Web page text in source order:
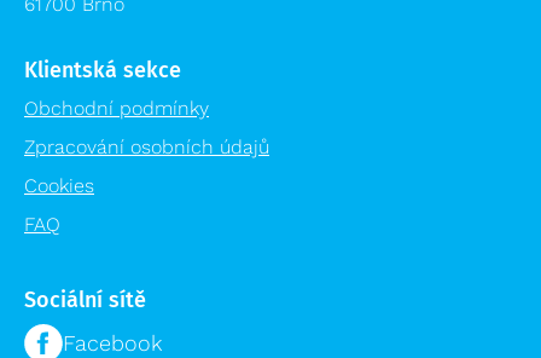
Klientská sekce
Obchodní podmínky
Zpracování osobních údajů
Cookies
FAQ
Sociální sítě
Facebook